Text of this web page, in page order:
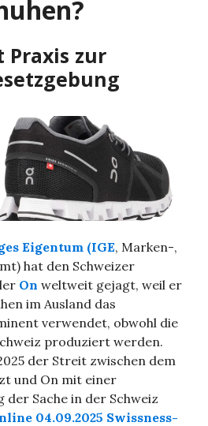
Praxis zur
Eigentum (IGE, Marken-,
hat den Schweizer
On weltweit gejagt, weil er
im Ausland das
verwendet, obwohl die
produziert werden.
der Streit zwischen dem
und On mit einer
Sache in der Schweiz
04.09.2025 Swissness-